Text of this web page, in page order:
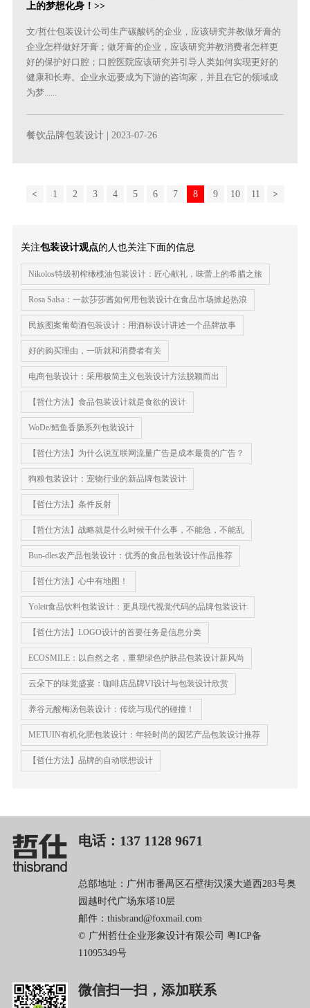
上的梦想化身！>>
文/哲仕包装设计公司生产碳酸钙的企业，应该研究并教做牙膏的
企业怎样做好牙膏；做牙膏的企业，应该研究并教消费者怎样更
好的保护好口腔；口腔医院应该研究并引导人类如何实现更好的
健康和长寿。企业永远要成为下游的咨询家，并且在它的领域成
为梦......
餐饮品牌包装设计 | 2023-07-26
< 1 2 3 4 5 6 7 8 9 10 11 >
关注包装设计观点的人也关注下面的信息
Nikolos特级初榨橄榄油包装设计：匠心献礼，味蕾上的希腊之旅
Rosa Salsa：一款莎莎酱如何用包装设计在食品市场掀起热浪
民族图案葡萄酒包装设计：用酒标设计讲述一个品牌故事
好的购买理由，一听就和消费者有关
电商包装设计：采用极简主义包装设计方法脱颖而出
【哲仕方法】食品包装设计就是食欲的设计
WoDe/鳕鱼香肠系列包装设计
【哲仕方法】为什么说互联网流量广告是成本最贵的广告？
狗粮包装设计：宠物行业的新品牌包装设计
【哲仕方法】条件反射
【哲仕方法】战略就是什么时候干什么事，不能急，不能乱
Bun-dles农产品包装设计：优秀的食品包装设计作品推荐
【哲仕方法】心中有地图！
Yoleit食品饮料包装设计：更具现代视觉代码的品牌包装设计
【哲仕方法】LOGO设计的首要任务是信息分类
ECOSMILE：以自然之名，重塑绿色护肤品包装设计新风尚
云朵下的味觉盛宴：咖啡店品牌VI设计与包装设计欣赏
养谷元酸梅汤包装设计：传统与现代的碰撞！
METUIN有机化肥包装设计：年轻时尚的园艺产品包装设计推荐
【哲仕方法】品牌的自动联想设计
电话：137 1128 9671
总部地址：广州市番禺区石壁街汉溪大道西283号奥
园越时代广场东塔10层
邮件：thisbrand@foxmail.com
© 广州哲仕企业形象设计有限公司 粤ICP备
11095349号
微信扫一扫，添加联系